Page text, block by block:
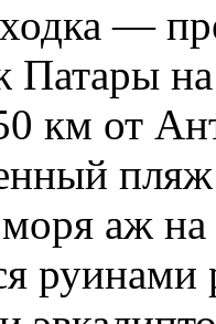
—
Патары
км от
аж